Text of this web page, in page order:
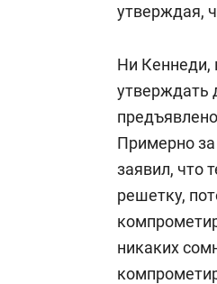
утверждая,
Ни Кеннеди,
утверждать
Примерно
заявил, что
решетку,
никаких